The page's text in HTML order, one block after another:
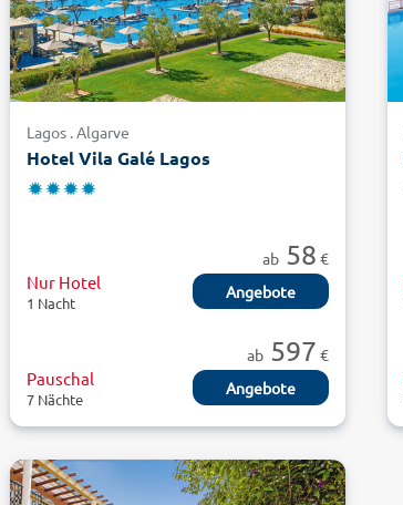
Lagos . Algarve
Hotel Vila Galé Lagos
ab 58 €
Nur Hotel
1 Nacht
Angebote
ab 597 €
Pauschal
7 Nächte
Angebote